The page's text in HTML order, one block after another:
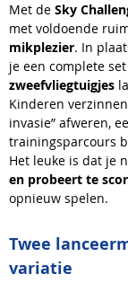
Met de Sky
met voldoende
mikplezier. In
je een complete
zweefvliegtuigjes
Kinderen
invasie” afweren,
trainingsparcours
Het leuke is dat je
en probeert te
opnieuw spelen.
Twee
variatie